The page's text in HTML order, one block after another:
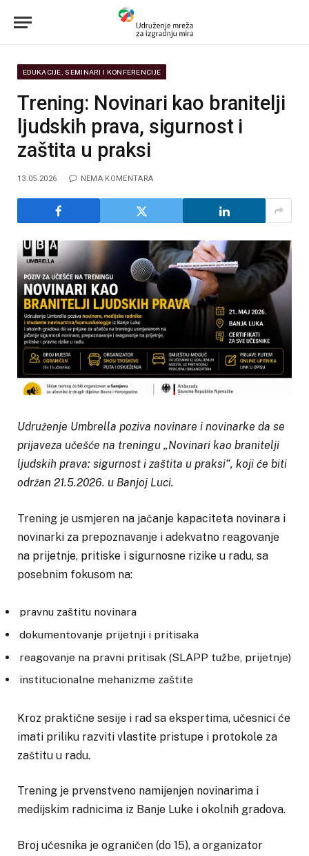
EDUKACIJE, SEMINARI I KONFERENCIJE
Trening: Novinari kao branitelji
ljudskih prava, sigurnost i
zaštita u praksi
13.05.2026 NEMA KOMENTARA
Udruženje Umbrella poziva novinare i novinarke da se
prijaveza učešće na treningu „Novinari kao branitelji
ljudskih prava: sigurnost i zaštita u praksi“, koji će biti
održan 21.5.2026. u Banjoj Luci.
Trening je usmjeren na jačanje kapaciteta novinara i
novinarki za prepoznavanje i adekvatno reagovanje
na prijetnje, pritiske i sigurnosne rizike u radu, sa
posebnim fokusom na:
pravnu zaštitu novinara
dokumentovanje prijetnji i pritisaka
reagovanje na pravni pritisak (SLAPP tužbe, prijetnje)
institucionalne mehanizme zaštite
Kroz praktične sesije i rad sa ekspertima, učesnici će
imati priliku razviti vlastite pristupe i protokole za
zaštitu u radu.
Trening je prvenstveno namijenjen novinarima i
medijskim radnicima iz Banje Luke i okolnih gradova.
Broj učesnika je ograničen (do 15), a organizator